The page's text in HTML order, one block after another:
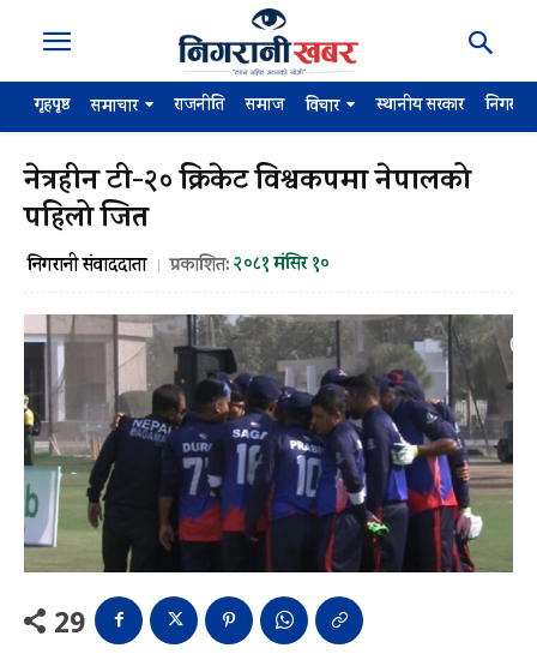
गृहपृष्ठ समाचार राजनीति समाज विचार स्थानीय सरकार
नेत्रहीन टी-२० क्रिकेट विश्वकपमा नेपालको
पहिलो जित
निगरानी संवाददाता प्रकाशित:२०८१ मंसिर १०
29